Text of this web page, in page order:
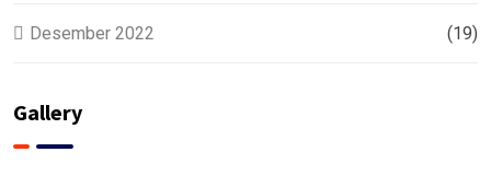
Desember 2022 (19)
Gallery